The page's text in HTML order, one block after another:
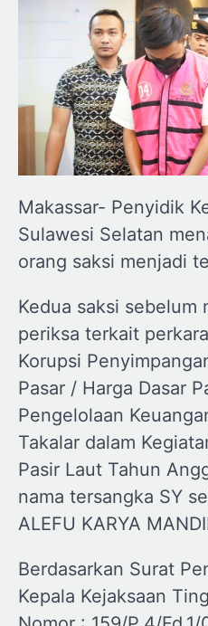
Makassar- Penyidik
Sulawesi Selatan
orang saksi menjadi
Kedua saksi sebelum
periksa terkait
Korupsi
Pasar / Harga Dasar
Pengelolaan
Takalar dalam
Pasir Laut Tahun
nama tersangka SY
ALEFU KARYA
Berdasarkan Surat
Kepala Kejaksaan